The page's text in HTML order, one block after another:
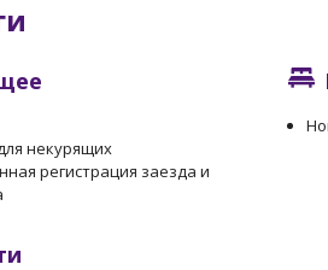
некурящих
регистрация заезда и